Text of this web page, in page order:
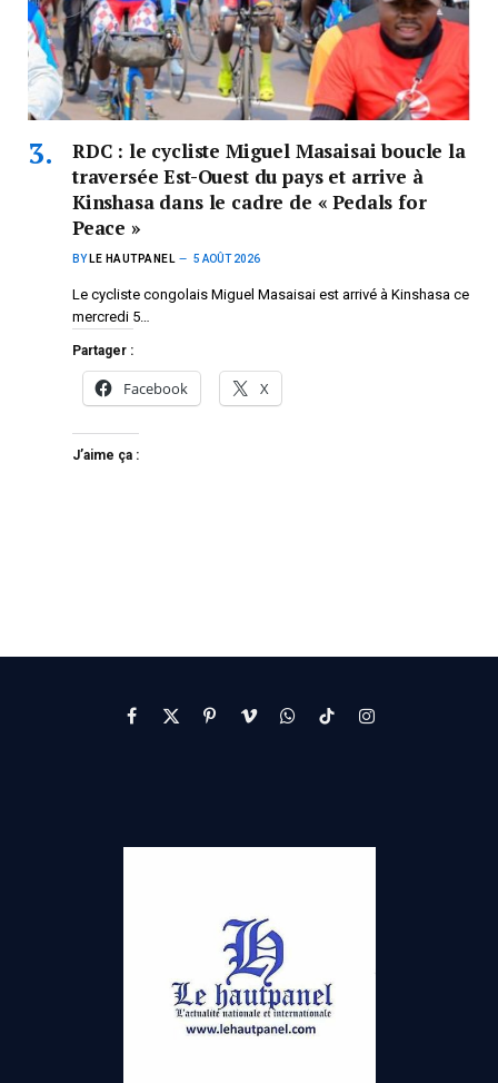
RDC : le cycliste Miguel Masaisai boucle la
traversée Est-Ouest du pays et arrive à
Kinshasa dans le cadre de « Pedals for
Peace »
BY LE HAUTPANEL 5 AOÛT 2026
Le cycliste congolais Miguel Masaisai est arrivé à Kinshasa ce
mercredi 5…
Partager :
Facebook X
J’aime ça :
Facebook
X
PinterestVimeoWhatsApp
TikTokInstagram